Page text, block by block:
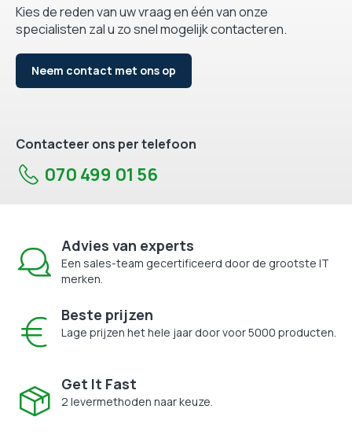
Kies de reden van uw vraag en één van onze
specialisten zal u zo snel mogelijk contacteren.
Neem contact met ons op
Contacteer ons per telefoon
070 499 01 56
Advies van experts
Een sales-team gecertificeerd door de grootste IT
merken.
Beste prijzen
Lage prijzen het hele jaar door voor 5000 producten.
Get It Fast
2 levermethoden naar keuze.